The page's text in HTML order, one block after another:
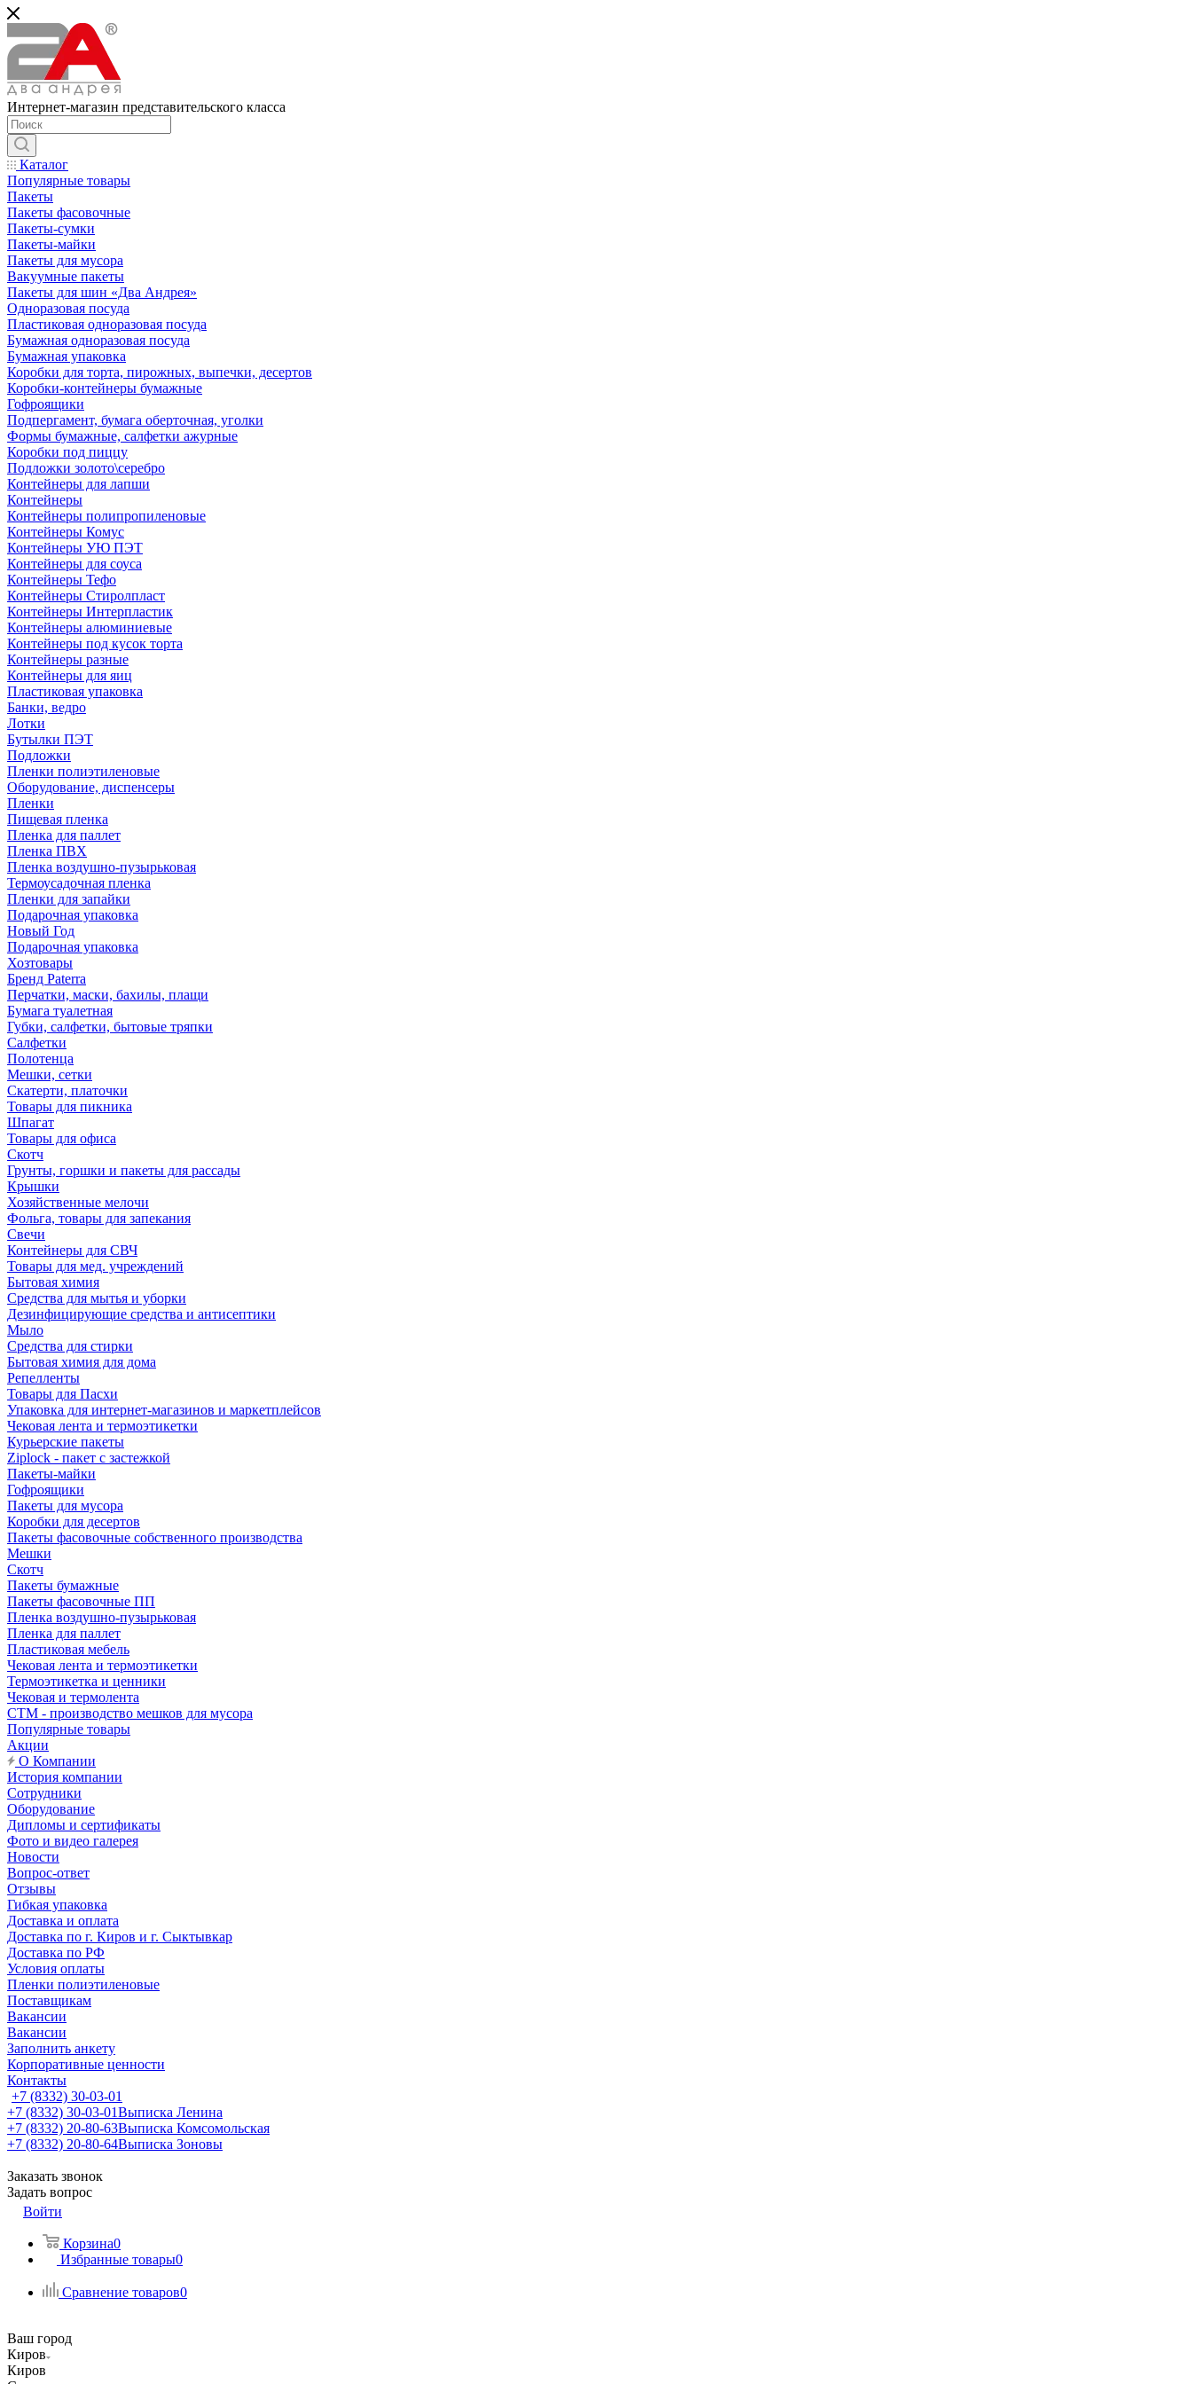
Интернет-магазин представительского класса
Каталог
Популярные товары
Пакеты
Пакеты фасовочные
Пакеты-сумки
Пакеты-майки
Пакеты для мусора
Вакуумные пакеты
Пакеты для шин «Два Андрея»
Одноразовая посуда
Пластиковая одноразовая посуда
Бумажная одноразовая посуда
Бумажная упаковка
Коробки для торта, пирожных, выпечки, десертов
Коробки-контейнеры бумажные
Гофроящики
Подпергамент, бумага оберточная, уголки
Формы бумажные, салфетки ажурные
Коробки под пиццу
Подложки золото\серебро
Контейнеры для лапши
Контейнеры
Контейнеры полипропиленовые
Контейнеры Комус
Контейнеры УЮ ПЭТ
Контейнеры для соуса
Контейнеры Тефо
Контейнеры Стиролпласт
Контейнеры Интерпластик
Контейнеры алюминиевые
Контейнеры под кусок торта
Контейнеры разные
Контейнеры для яиц
Пластиковая упаковка
Банки, ведро
Лотки
Бутылки ПЭТ
Подложки
Пленки полиэтиленовые
Оборудование, диспенсеры
Пленки
Пищевая пленка
Пленка для паллет
Пленка ПВХ
Пленка воздушно-пузырьковая
Термоусадочная пленка
Пленки для запайки
Подарочная упаковка
Новый Год
Подарочная упаковка
Хозтовары
Бренд Paterra
Перчатки, маски, бахилы, плащи
Бумага туалетная
Губки, салфетки, бытовые тряпки
Салфетки
Полотенца
Мешки, сетки
Скатерти, платочки
Товары для пикника
Шпагат
Товары для офиса
Скотч
Грунты, горшки и пакеты для рассады
Крышки
Хозяйственные мелочи
Фольга, товары для запекания
Свечи
Контейнеры для СВЧ
Товары для мед. учреждений
Бытовая химия
Средства для мытья и уборки
Дезинфицирующие средства и антисептики
Мыло
Средства для стирки
Бытовая химия для дома
Репелленты
Товары для Пасхи
Упаковка для интернет-магазинов и маркетплейсов
Чековая лента и термоэтикетки
Курьерские пакеты
Ziplock - пакет с застежкой
Пакеты-майки
Гофроящики
Пакеты для мусора
Коробки для десертов
Пакеты фасовочные собственного производства
Мешки
Скотч
Пакеты бумажные
Пакеты фасовочные ПП
Пленка воздушно-пузырьковая
Пленка для паллет
Пластиковая мебель
Чековая лента и термоэтикетки
Термоэтикетка и ценники
Чековая и термолента
СТМ - производство мешков для мусора
Популярные товары
Акции
О Компании
История компании
Сотрудники
Оборудование
Дипломы и сертификаты
Фото и видео галерея
Новости
Вопрос-ответ
Отзывы
Гибкая упаковка
Доставка и оплата
Доставка по г. Киров и г. Сыктывкар
Доставка по РФ
Условия оплаты
Пленки полиэтиленовые
Поставщикам
Вакансии
Вакансии
Заполнить анкету
Корпоративные ценности
Контакты
+7 (8332) 30-03-01
+7 (8332) 30-03-01Выписка Ленина
+7 (8332) 20-80-63Выписка Комсомольская
+7 (8332) 20-80-64Выписка Зоновы
Заказать звонок
Задать вопрос
Войти
Корзина0
Избранные товары0
Сравнение товаров0
Ваш город
Киров
Киров